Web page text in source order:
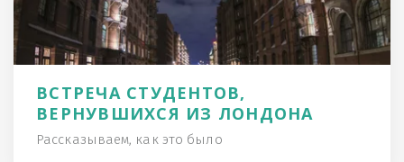
ВСТРЕЧА СТУДЕНТОВ,
ВЕРНУВШИХСЯ ИЗ ЛОНДОНА
Рассказываем, как это было